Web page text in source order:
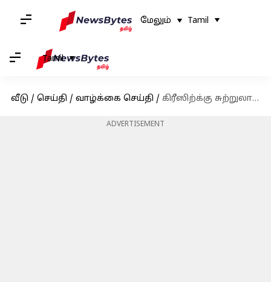
மேலும் Tamil
Tamil
வீடு / செய்தி / வாழ்க்கை செய்தி / கிரீஸிற்க்கு சுற்றுலா செல்கிறீர்களா? நீங்கள் தவிர்க்க வேண்டிய சில விஷயங்கள் இதோ
ADVERTISEMENT